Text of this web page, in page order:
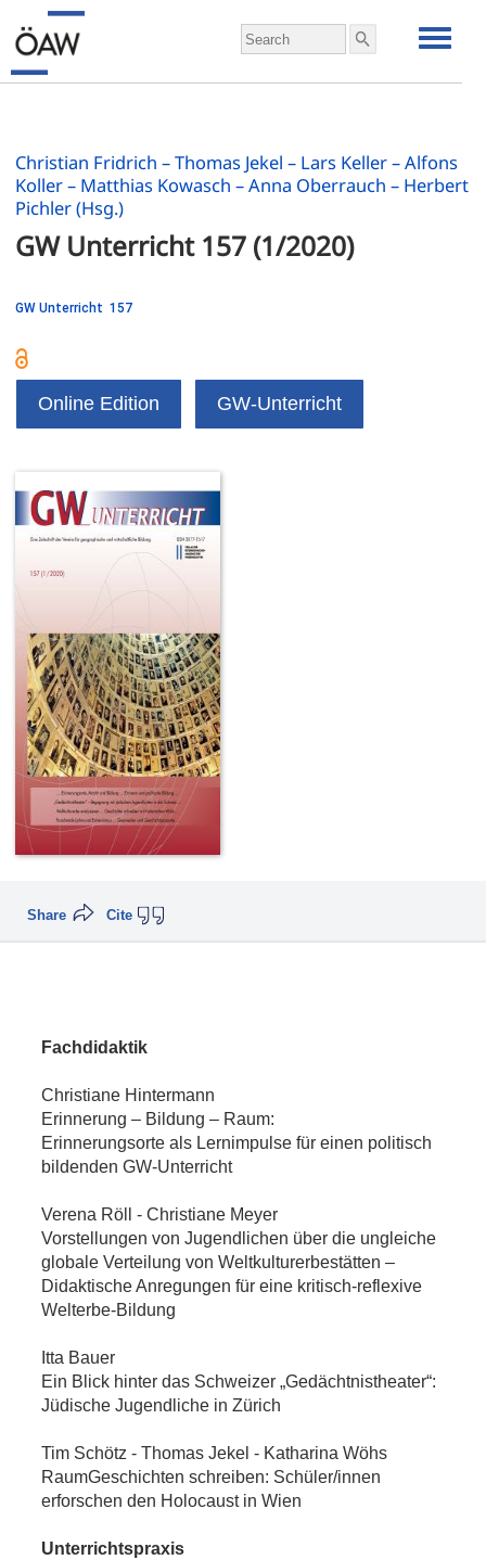
Christian Fridrich – Thomas Jekel – Lars Keller – Alfons
Koller – Matthias Kowasch – Anna Oberrauch – Herbert
Pichler (Hsg.)
GW Unterricht 157 (1/2020)
GW Unterricht 157
Online Edition GW-Unterricht
Cite
Share
Fachdidaktik
Christiane Hintermann
Erinnerung – Bildung – Raum:
Erinnerungsorte als Lernimpulse für einen politisch
bildenden GW-Unterricht
Verena Röll - Christiane Meyer
Vorstellungen von Jugendlichen über die ungleiche
globale Verteilung von Weltkulturerbestätten –
Didaktische Anregungen für eine kritisch-reflexive
Welterbe-Bildung
Itta Bauer
Ein Blick hinter das Schweizer „Gedächtnistheater“:
Jüdische Jugendliche in Zürich
Tim Schötz - Thomas Jekel - Katharina Wöhs
RaumGeschichten schreiben: Schüler/innen
erforschen den Holocaust in Wien
Unterrichtspraxis